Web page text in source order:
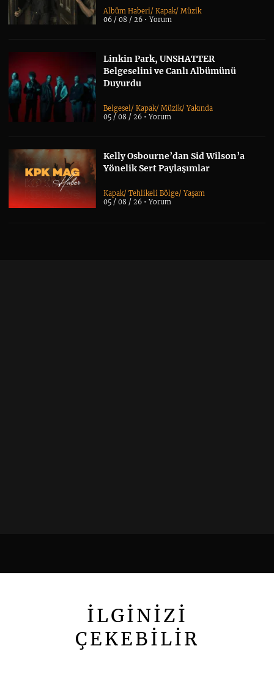
Albüm Haberi/Kapak/Müzik
06 / 08 / 26 •Yorum
Linkin Park, UNSHATTER
Belgeselini ve Canlı Albümünü
Duyurdu
Belgesel/Kapak/Müzik/Yakında
05 / 08 / 26 •Yorum
Kelly Osbourne’dan Sid Wilson’a
Yönelik Sert Paylaşımlar
Kapak/Tehlikeli Bölge/Yaşam
05 / 08 / 26 •Yorum
İLGİNİZİ
ÇEKEBİLİR